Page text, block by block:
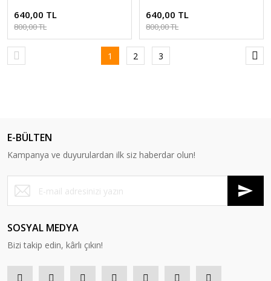
640,00 TL
800,00 TL
640,00 TL
800,00 TL
1 2 3
E-BÜLTEN
Kampanya ve duyurulardan ilk siz haberdar olun!
SOSYAL MEDYA
Bizi takip edin, kârlı çıkın!